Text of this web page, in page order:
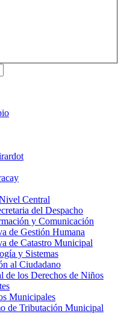
Central
del Despacho
y Comunicación
de Gestión Humana
de Catastro Municipal
y Sistemas
al Ciudadano
de los Derechos de Niños
Municipales
de Tributación Municipal